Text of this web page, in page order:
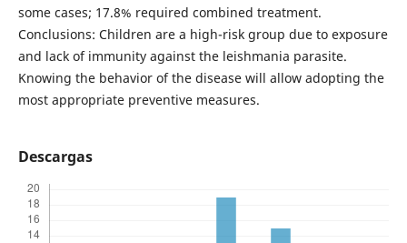
some cases; 17.8% required combined treatment.
Conclusions: Children are a high-risk group due to exposure
and lack of immunity against the leishmania parasite.
Knowing the behavior of the disease will allow adopting the
most appropriate preventive measures.
Descargas